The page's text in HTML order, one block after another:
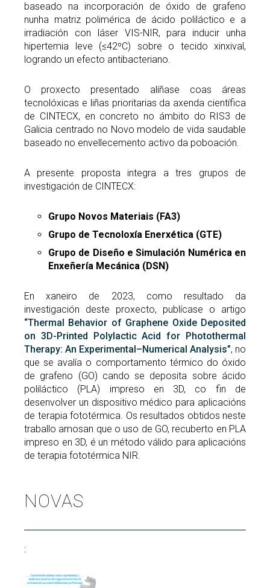
baseado na incorporación de óxido de grafeno
nunha matriz polimérica de ácido poliláctico e a
irradiación con láser VIS-NIR, para inducir unha
hipertemia leve (≤42ºC) sobre o tecido xinxival,
logrando un efecto antibacteriano.
O proxecto presentado alíñase coas áreas
tecnolóxicas e liñas prioritarias da axenda científica
de CINTECX, en concreto no ámbito do RIS3 de
Galicia centrado no Novo modelo de vida saudable
baseado no envellecemento activo da poboación.
A presente proposta integra a tres grupos de
investigación de CINTECX:
Grupo Novos Materiais (FA3)
Grupo de Tecnoloxía Enerxética (GTE)
Grupo de Diseño e Simulación Numérica en
Enxeñería Mecánica (DSN)
En xaneiro de 2023, como resultado da
investigación deste proxecto, publícase o artigo
“Thermal Behavior of Graphene Oxide Deposited
on 3D-Printed Polylactic Acid for Photothermal
Therapy: An Experimental–Numerical Analysis”, no
que se avalía o comportamento térmico do óxido
de grafeno (GO) cando se deposita sobre ácido
poliláctico (PLA) impreso en 3D, co fin de
desenvolver un dispositivo médico para aplicacións
de terapia fototérmica. Os resultados obtidos neste
traballo amosan que o uso de GO, recuberto en PLA
impreso en 3D, é un método válido para aplicacións
de terapia fototérmica NIR.
NOVAS